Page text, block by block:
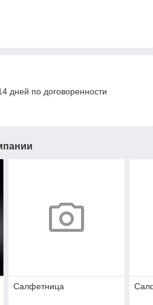
дней по договоренности
Салфетница